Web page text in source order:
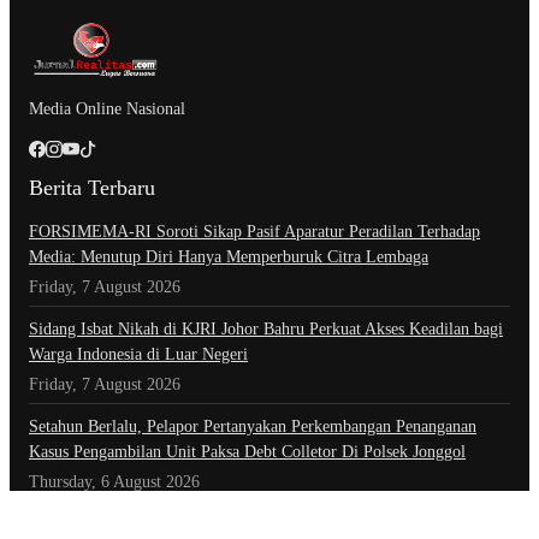
Media Online Nasional
Berita Terbaru
​FORSIMEMA-RI Soroti Sikap Pasif Aparatur Peradilan Terhadap
Media: Menutup Diri Hanya Memperburuk Citra Lembaga
Friday, 7 August 2026
Sidang Isbat Nikah di KJRI Johor Bahru Perkuat Akses Keadilan bagi
Warga Indonesia di Luar Negeri
Friday, 7 August 2026
Setahun Berlalu, Pelapor Pertanyakan Perkembangan Penanganan
Kasus Pengambilan Unit Paksa Debt Colletor Di Polsek Jonggol
Thursday, 6 August 2026